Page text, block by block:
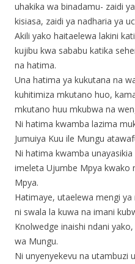
uhakika wa binadamu- zaidi
kisiasa, zaidi ya nadharia ya
Akili yako haitaelewa lakini
kujibu kwa sababu katika
na hatima.
Una hatima ya kukutana na
kuhitimiza mkutano huo,
mkutano huu mkubwa na
Ni hatima kwamba lazima
Jumuiya Kuu ile Mungu
Ni hatima kwamba
imeleta Ujumbe Mpya kwako
Mpya.
Hatimaye, utaelewa mengi
ni swala la kuwa na imani
Knolwedge inaishi ndani
wa Mungu.
Ni unyenyekevu na utambuzi